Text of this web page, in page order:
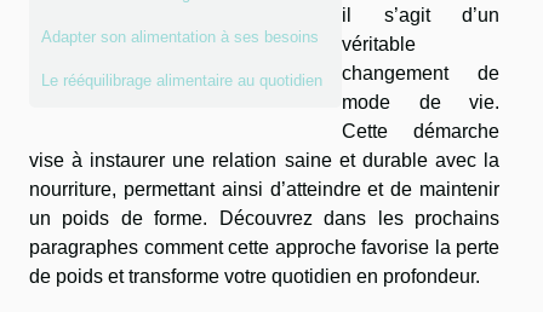
Adapter son alimentation à ses besoins
Le rééquilibrage alimentaire au quotidien
il s’agit d’un
véritable
changement de
mode de vie.
Cette démarche
vise à instaurer une relation saine et durable avec la
nourriture, permettant ainsi d’atteindre et de maintenir
un poids de forme. Découvrez dans les prochains
paragraphes comment cette approche favorise la perte
de poids et transforme votre quotidien en profondeur.